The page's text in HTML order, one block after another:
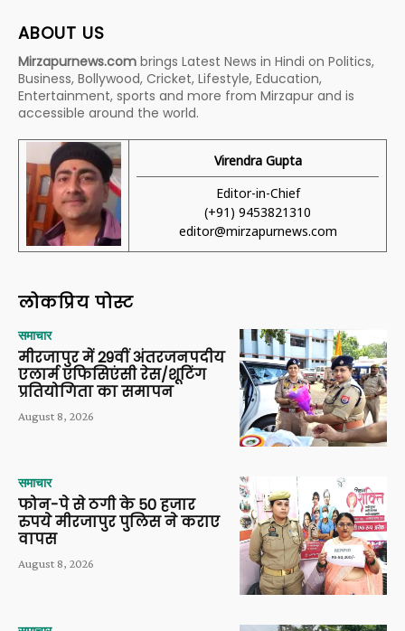
ABOUT US
Mirzapurnews.com brings Latest News in Hindi on Politics,
Business, Bollywood, Cricket, Lifestyle, Education,
Entertainment, sports and more from Mirzapur and is
accessible around the world.
Virendra Gupta
Editor-in-Chief
(+91) 9453821310
editor@mirzapurnews.com
लोकप्रिय पोस्ट
समाचार
मीरजापुर में 29वीं अंतरजनपदीय
एलार्म एफिसिएंसी रेस/शूटिंग
प्रतियोगिता का समापन
August 8, 2026
समाचार
फोन-पे से ठगी के 50 हजार
रुपये मीरजापुर पुलिस ने कराए
वापस
August 8, 2026